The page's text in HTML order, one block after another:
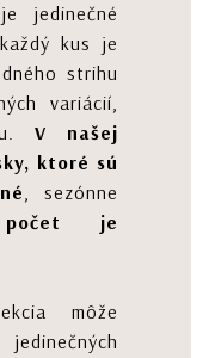
jedinečné
kus je
strihu
variácií,
V našej
ktoré sú
, sezónne
je
môže